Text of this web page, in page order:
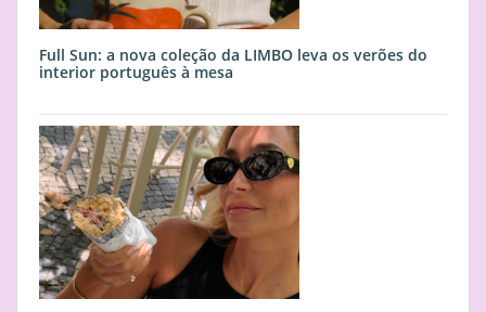
Full Sun: a nova coleção da LIMBO leva os verões do
interior português à mesa